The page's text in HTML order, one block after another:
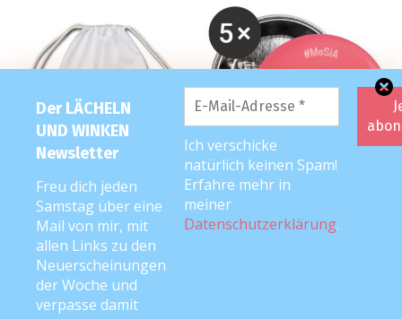
Der LÄCHELN
UND WINKEN
Newsletter
Freu dich jeden
Samstag über eine
Mail von mir, mit
allen Links zu den
Neuerscheinungen
der Woche und
verpasse damit
Ich verschicke
natürlich keinen Spam!
Erfahre mehr in
meiner
Datenschutzerklärung.
DIE LUW-MUTTI: ANKE ;)